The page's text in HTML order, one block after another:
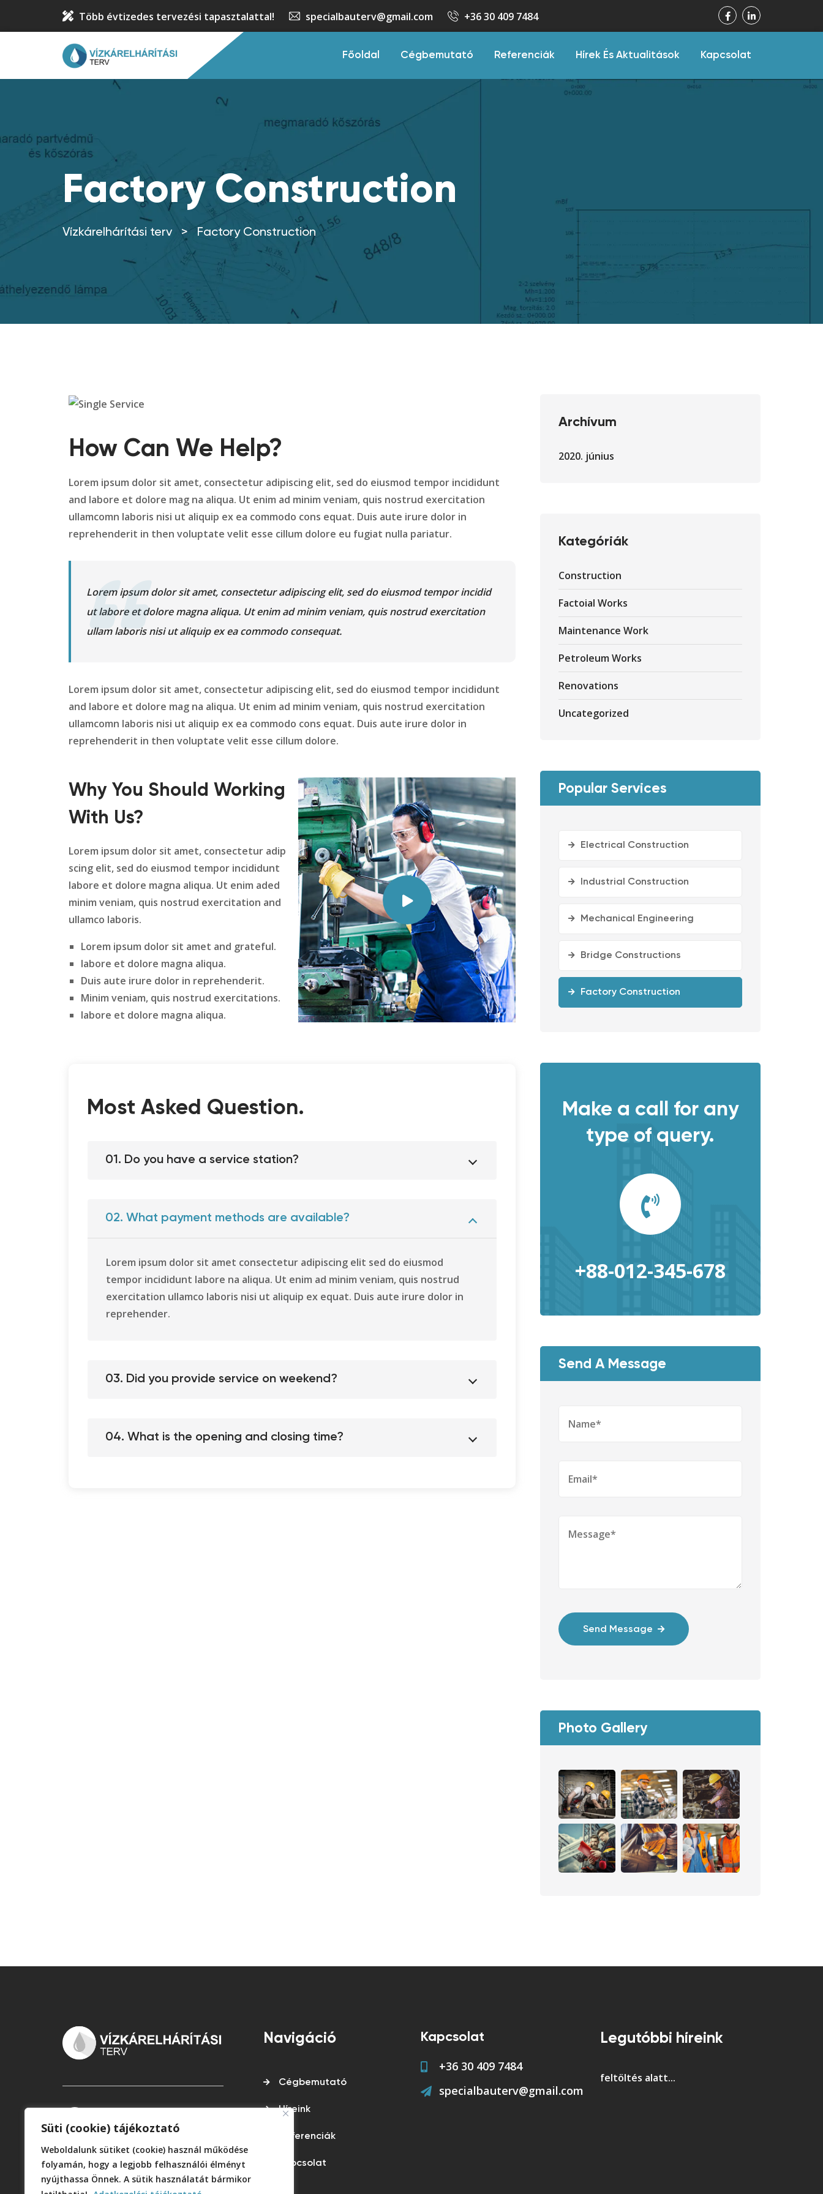
Süti (cookie) tájékoztató
Weboldalunk sütiket (cookie) használ működése
folyamán, hogy a legjobb felhasználói élményt
nyújthassa Önnek. A sütik használatát bármikor
Több évtizedes tervezési tapasztalattal! specialbauterv@gmail.com +36 30 409 7484
Főoldal Cégbemutató Referenciák Hírek És Aktualitások Kapcsolat
Factory Construction
Vízkárelhárítási terv > Factory Construction
How Can We Help?
Lorem ipsum dolor sit amet, consectetur adipiscing elit, sed do eiusmod tempor incididunt
and labore et dolore mag na aliqua. Ut enim ad minim veniam, quis nostrud exercitation
ullamcomn laboris nisi ut aliquip ex ea commodo cons equat. Duis aute irure dolor in
reprehenderit in then voluptate velit esse cillum dolore eu fugiat nulla pariatur.
Lorem ipsum dolor sit amet, consectetur adipiscing elit, sed do eiusmod tempor incidid
ut labore et dolore magna aliqua. Ut enim ad minim veniam, quis nostrud exercitation
ullam laboris nisi ut aliquip ex ea commodo consequat.
Lorem ipsum dolor sit amet, consectetur adipiscing elit, sed do eiusmod tempor incididunt
and labore et dolore mag na aliqua. Ut enim ad minim veniam, quis nostrud exercitation
ullamcomn laboris nisi ut aliquip ex ea commodo cons equat. Duis aute irure dolor in
reprehenderit in then voluptate velit esse cillum dolore.
Why You Should Working
With Us?
Lorem ipsum dolor sit amet, consectetur adip
scing elit, sed do eiusmod tempor incididunt
labore et dolore magna aliqua. Ut enim aded
minim veniam, quis nostrud exercitation and
ullamco laboris.
Lorem ipsum dolor sit amet and grateful.
labore et dolore magna aliqua.
Duis aute irure dolor in reprehenderit.
Minim veniam, quis nostrud exercitations.
labore et dolore magna aliqua.
Most Asked Question.
01. Do you have a service station?
02. What payment methods are available?
Lorem ipsum dolor sit amet consectetur adipiscing elit sed do eiusmod
tempor incididunt labore na aliqua. Ut enim ad minim veniam, quis nostrud
exercitation ullamco laboris nisi ut aliquip ex equat. Duis aute irure dolor in
reprehender.
03. Did you provide service on weekend?
04. What is the opening and closing time?
Archívum
2020. június
Kategóriák
Construction
Factoial Works
Maintenance Work
Petroleum Works
Renovations
Uncategorized
Popular Services
Electrical Construction
Industrial Construction
Mechanical Engineering
Bridge Constructions
Factory Construction
Make a call for any
type of query.
+88-012-345-678
Send A Message
Send Message
Photo Gallery
Navigáció
Cégbemutató
Híreink
Referenciák
Kapcsolat
Kapcsolat
+36 30 409 7484
specialbauterv@gmail.com
Legutóbbi híreink
feltöltés alatt...